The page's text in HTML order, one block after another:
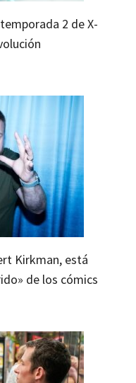
2 de X-
Kirkman, está
de los cómics